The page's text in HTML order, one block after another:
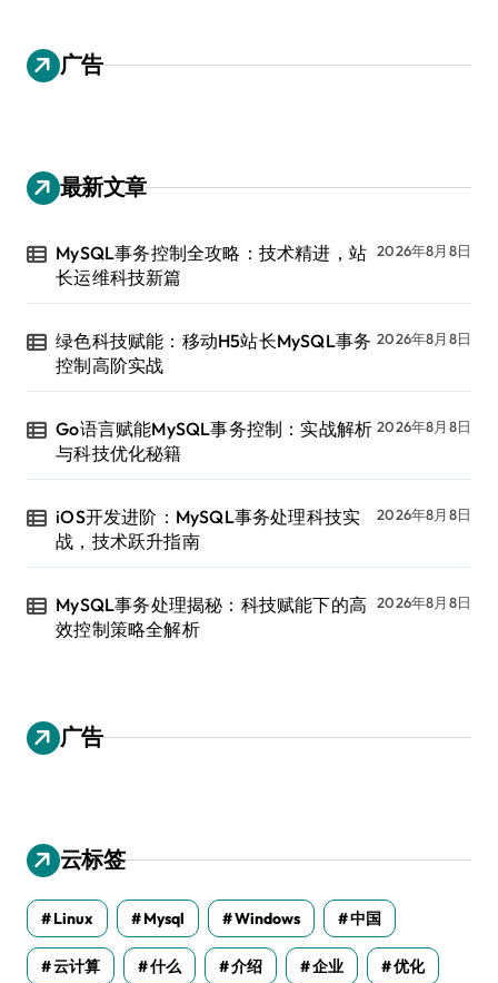
广告
最新文章
MySQL事务控制全攻略：技术精进，站
长运维科技新篇
2026年8月8日
绿色科技赋能：移动H5站长MySQL事务
控制高阶实战
2026年8月8日
Go语言赋能MySQL事务控制：实战解析
与科技优化秘籍
2026年8月8日
iOS开发进阶：MySQL事务处理科技实
战，技术跃升指南
2026年8月8日
MySQL事务处理揭秘：科技赋能下的高
效控制策略全解析
2026年8月8日
广告
云标签
Linux Mysql Windows 中国
云计算 什么 介绍 企业 优化